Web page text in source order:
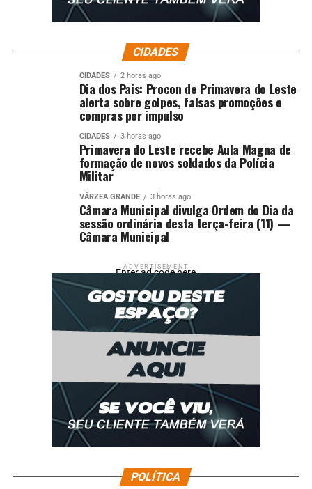
CIDADES
CIDADES 2 horas ago
Dia dos Pais: Procon de Primavera do Leste
alerta sobre golpes, falsas promoções e
compras por impulso
CIDADES 3 horas ago
Primavera do Leste recebe Aula Magna de
formação de novos soldados da Polícia
Militar
VÁRZEA GRANDE 3 horas ago
Câmara Municipal divulga Ordem do Dia da
sessão ordinária desta terça-feira (11) —
Câmara Municipal
ADVERTISEMENT
Enter ad code here
POLÍTICA